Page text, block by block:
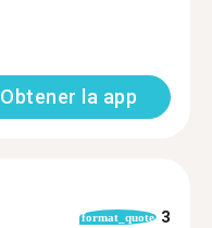
Obtener la app
format_quote 3